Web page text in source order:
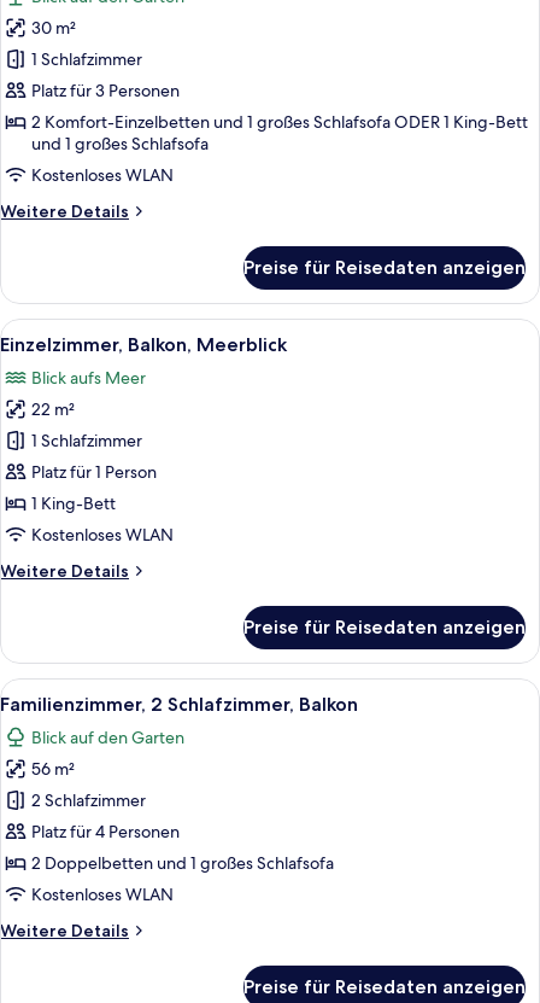
Grand-
Doppelzimmer,
Balkon
anzeigen
30 m²
1 Schlafzimmer
Platz für 3 Personen
2 Komfort-Einzelbetten und 1 großes Schlafsofa ODER 1 King-Bett
und 1 großes Schlafsofa
Kostenloses WLAN
Weitere Details
Weitere
Doppelzimmer,
Balkon
Preise für Reisedaten anzeigen
Alle
Fotos
für
Einzelzimmer,
Balkon,
Meerblick
anzeigen
Ein Hotelzimmer mit Bett,
5
Einzelzimmer, Balkon, Meerblick
Blick aufs Meer
22 m²
1 Schlafzimmer
Platz für 1 Person
1 King-Bett
Kostenloses WLAN
Weitere Details
Weitere
Balkon,
Meerblick
Preise für Reisedaten anzeigen
Alle
Fotos
für
Familienzimmer,
2 Schlafzimmer,
Balkon
anzeigen
Ein Hotelzimmer mit einem großen
6
Familienzimmer, 2 Schlafzimmer, Balkon
Blick auf den Garten
56 m²
2 Schlafzimmer
Platz für 4 Personen
2 Doppelbetten und 1 großes Schlafsofa
Kostenloses WLAN
Weitere Details
Weitere
Preise für Reisedaten anzeigen